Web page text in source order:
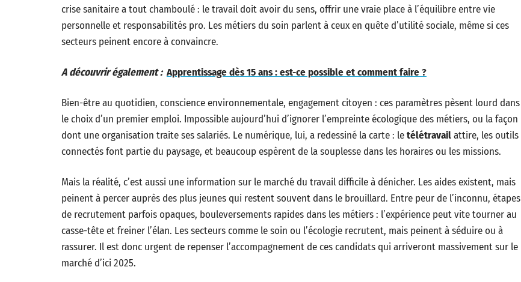
crise sanitaire a tout chamboulé : le travail doit avoir du sens, offrir une vraie place à l’équilibre entre vie
personnelle et responsabilités pro. Les métiers du soin parlent à ceux en quête d’utilité sociale, même si ces
secteurs peinent encore à convaincre.
A découvrir également : Apprentissage dès 15 ans : est-ce possible et comment faire ?
Bien-être au quotidien, conscience environnementale, engagement citoyen : ces paramètres pèsent lourd dans
le choix d’un premier emploi. Impossible aujourd’hui d’ignorer l’empreinte écologique des métiers, ou la façon
dont une organisation traite ses salariés. Le numérique, lui, a redessiné la carte : letélétravailattire, les outils
connectés font partie du paysage, et beaucoup espèrent de la souplesse dans les horaires ou les missions.
Mais la réalité, c’est aussi une information sur le marché du travail difficile à dénicher. Les aides existent, mais
peinent à percer auprès des plus jeunes qui restent souvent dans le brouillard. Entre peur de l’inconnu, étapes
de recrutement parfois opaques, bouleversements rapides dans les métiers : l’expérience peut vite tourner au
casse-tête et freiner l’élan. Les secteurs comme le soin ou l’écologie recrutent, mais peinent à séduire ou à
rassurer. Il est donc urgent de repenser l’accompagnement de ces candidats qui arriveront massivement sur le
marché d’ici 2025.